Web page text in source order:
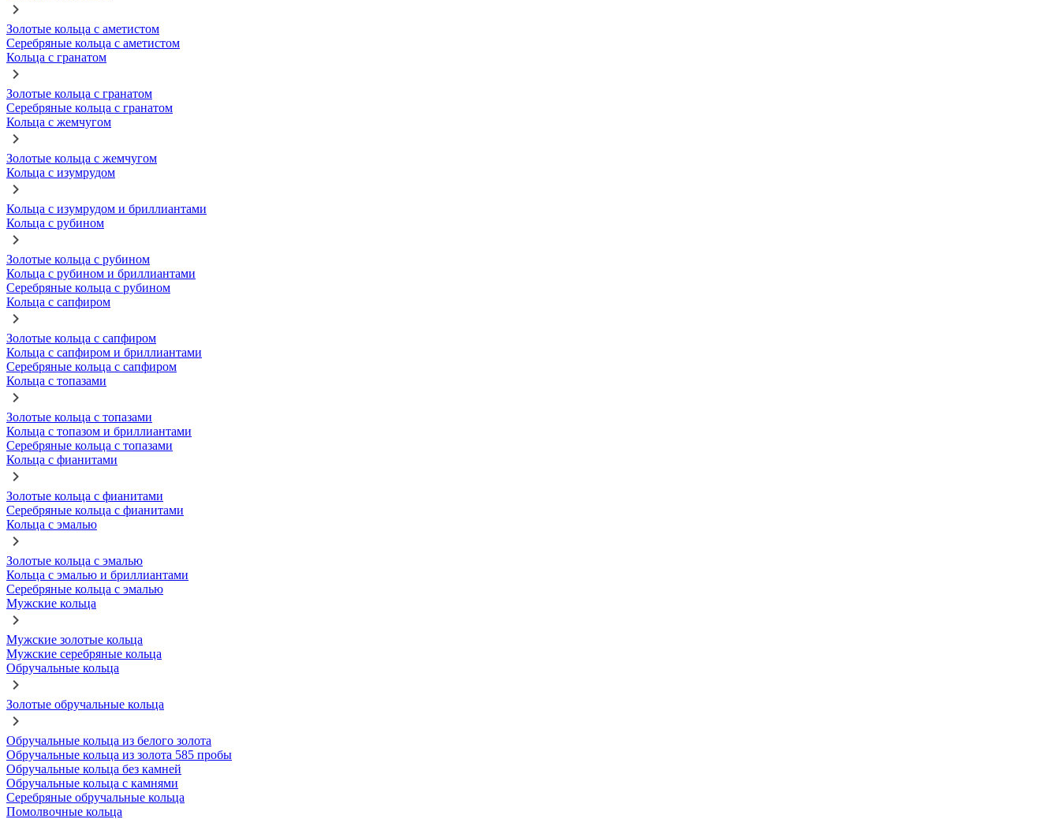
Золотые кольца с аметистом
Серебряные кольца с аметистом
Кольца с гранатом
Золотые кольца с гранатом
Серебряные кольца с гранатом
Кольца с жемчугом
Золотые кольца с жемчугом
Кольца с изумрудом
Кольца с изумрудом и бриллиантами
Кольца с рубином
Золотые кольца с рубином
Кольца с рубином и бриллиантами
Серебряные кольца с рубином
Кольца с сапфиром
Золотые кольца с сапфиром
Кольца с сапфиром и бриллиантами
Серебряные кольца с сапфиром
Кольца с топазами
Золотые кольца с топазами
Кольца с топазом и бриллиантами
Серебряные кольца с топазами
Кольца с фианитами
Золотые кольца с фианитами
Серебряные кольца с фианитами
Кольца с эмалью
Золотые кольца с эмалью
Кольца с эмалью и бриллиантами
Серебряные кольца с эмалью
Мужские кольца
Мужские золотые кольца
Мужские серебряные кольца
Обручальные кольца
Золотые обручальные кольца
Обручальные кольца из белого золота
Обручальные кольца из золота 585 пробы
Обручальные кольца без камней
Обручальные кольца с камнями
Серебряные обручальные кольца
Помолвочные кольца